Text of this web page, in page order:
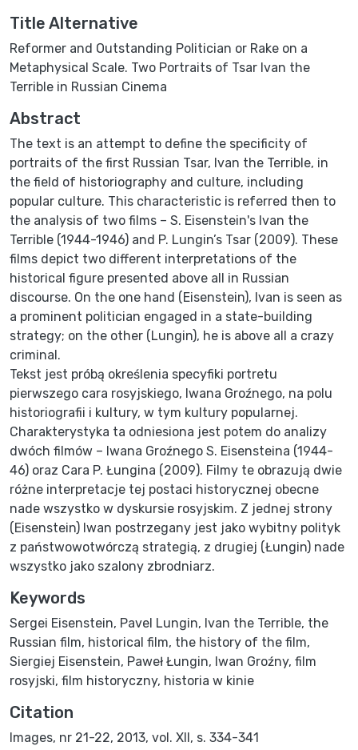
Title Alternative
Reformer and Outstanding Politician or Rake on a
Metaphysical Scale. Two Portraits of Tsar Ivan the
Terrible in Russian Cinema
Abstract
The text is an attempt to define the specificity of
portraits of the first Russian Tsar, Ivan the Terrible, in
the field of historiography and culture, including
popular culture. This characteristic is referred then to
the analysis of two films – S. Eisenstein's Ivan the
Terrible (1944-1946) and P. Lungin’s Tsar (2009). These
films depict two different interpretations of the
historical figure presented above all in Russian
discourse. On the one hand (Eisenstein), Ivan is seen as
a prominent politician engaged in a state-building
strategy; on the other (Lungin), he is above all a crazy
criminal.
Tekst jest próbą określenia specyfiki portretu
pierwszego cara rosyjskiego, Iwana Groźnego, na polu
historiografii i kultury, w tym kultury popularnej.
Charakterystyka ta odniesiona jest potem do analizy
dwóch filmów – Iwana Groźnego S. Eisensteina (1944-
46) oraz Cara P. Łungina (2009). Filmy te obrazują dwie
różne interpretacje tej postaci historycznej obecne
nade wszystko w dyskursie rosyjskim. Z jednej strony
(Eisenstein) Iwan postrzegany jest jako wybitny polityk
z państwowotwórczą strategią, z drugiej (Łungin) nade
wszystko jako szalony zbrodniarz.
Keywords
Sergei Eisenstein, Pavel Lungin, Ivan the Terrible, the
Russian film, historical film, the history of the film,
Siergiej Eisenstein, Paweł Łungin, Iwan Groźny, film
rosyjski, film historyczny, historia w kinie
Citation
Images, nr 21-22, 2013, vol. XII, s. 334-341